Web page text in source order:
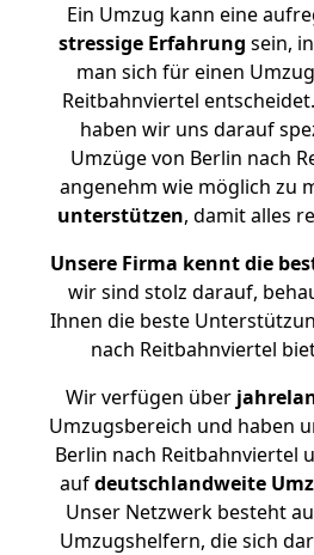
Ein Umzug kann eine
stressige Erfahrung sein,
man sich für einen
Reitbahnviertel
haben wir uns darauf
Umzüge von Berlin nach
angenehm wie möglich zu
unterstützen, damit alles
Unsere Firma kennt die
wir sind stolz darauf,
Ihnen die beste
nach Reitbahnviertel
Wir verfügen über
Umzugsbereich und haben
Berlin nach Reitbahnviertel
aufdeutschlandweite
Unser Netzwerk besteht
Umzugshelfern, die sich